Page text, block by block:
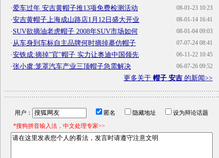
08-01-23 10:23
·爱车过年 安吉黄帽子推13项免费检测活动
08-01-14 16:41
·安吉黄帽子上海成山路店1月12日盛大开业
08-01-04 09:03
·SUV欲摘油老虎帽子 2008年SUV市场如何
07-07-24 08:41
· 从车身到车标自主品牌何时摘掉摹仿帽子
06-11-22 10:45
·安铁成:摘掉"官"帽子 实力让奥迪中国领先
06-07-26 09:52
·张小虞:笼罩汽车产业三顶帽子急需解决
更多关于 帽子 安吉 的新闻>>
用户： 匿名 隐藏地址
设为辩论话题
*搜狗拼音输入法，中文处理专家>>